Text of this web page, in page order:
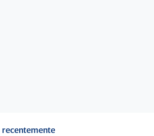
recentemente